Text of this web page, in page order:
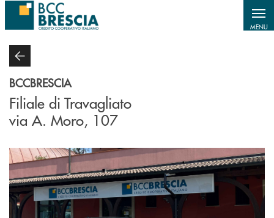
Salta al contenuto principale
MENU
BCCBRESCIA
Filiale di Travagliato
via A. Moro, 107